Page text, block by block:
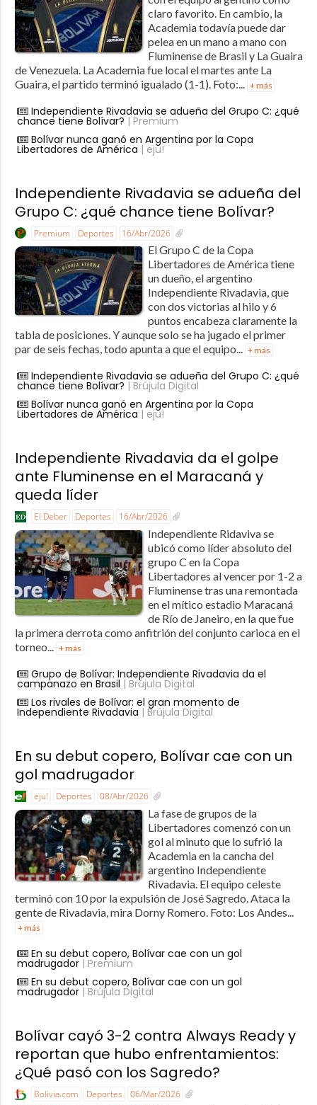
claro favorito. En cambio, la
Academia todavía puede dar
pelea en un mano a mano con
Fluminense de Brasil y La Guaira
de Venezuela. La Academia fue local el martes ante La
Guaira, el partido terminó igualado (1-1). Foto:...
+ más
Independiente Rivadavia se adueña del Grupo C: ¿qué
chance tiene Bolívar? | Premium
Bolívar nunca ganó en Argentina por la Copa
Libertadores de América | eju!
Independiente Rivadavia se adueña del
Grupo C: ¿qué chance tiene Bolívar?
Premium Deportes 16/Abr/2026
El Grupo C de la Copa
Libertadores de América tiene
un dueño, el argentino
Independiente Rivadavia, que
con dos victorias al hilo y 6
puntos encabeza claramente la
tabla de posiciones. Y aunque solo se ha jugado el primer
par de seis fechas, todo apunta a que el equipo... + más
Independiente Rivadavia se adueña del Grupo C: ¿qué
chance tiene Bolívar? | Brújula Digital
Bolívar nunca ganó en Argentina por la Copa
Libertadores de América | eju!
Independiente Rivadavia da el golpe
ante Fluminense en el Maracaná y
queda líder
El Deber Deportes 16/Abr/2026
Independiente Ridaviva se
ubicó como líder absoluto del
grupo C en la Copa
Libertadores al vencer por 1-2 a
Fluminense tras una remontada
en el mítico estadio Maracaná
de Río de Janeiro, en la que fue
la primera derrota como anfitrión del conjunto carioca en el
torneo... + más
Grupo de Bolívar: Independiente Rivadavia da el
campanazo en Brasil | Brújula Digital
Los rivales de Bolívar: el gran momento de
Independiente Rivadavia | Brújula Digital
En su debut copero, Bolívar cae con un
gol madrugador
eju! Deportes 08/Abr/2026
La fase de grupos de la
Libertadores comenzó con un
gol al minuto que lo sufrió la
Academia en la cancha del
argentino Independiente
Rivadavia. El equipo celeste
terminó con 10 por la expulsión de José Sagredo. Ataca la
gente de Rivadavia, mira Dorny Romero. Foto: Los Andes...
+ más
En su debut copero, Bolívar cae con un gol
madrugador| Premium
En su debut copero, Bolívar cae con un gol
madrugador| Brújula Digital
Bolívar cayó 3-2 contra Always Ready y
reportan que hubo enfrentamientos:
¿Qué pasó con los Sagredo?
Bolivia.com Deportes 06/Mar/2026